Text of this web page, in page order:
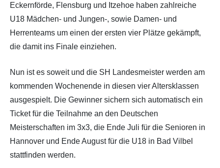
Eckernförde, Flensburg und Itzehoe haben zahlreiche
U18 Mädchen- und Jungen-, sowie Damen- und
Herrenteams um einen der ersten vier Plätze gekämpft,
die damit ins Finale einziehen.
Nun ist es soweit und die SH Landesmeister werden am
kommenden Wochenende in diesen vier Altersklassen
ausgespielt. Die Gewinner sichern sich automatisch ein
Ticket für die Teilnahme an den Deutschen
Meisterschaften im 3x3, die Ende Juli für die Senioren in
Hannover und Ende August für die U18 in Bad Vilbel
stattfinden werden.